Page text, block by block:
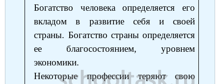
Богатство человека определяется его
вкладом в развитие себя и своей
страны. Богатство страны определяется
ее благосостоянием, уровнем
экономики.
Некоторые профессии теряют свою